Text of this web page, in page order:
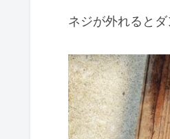
ネジが外れると